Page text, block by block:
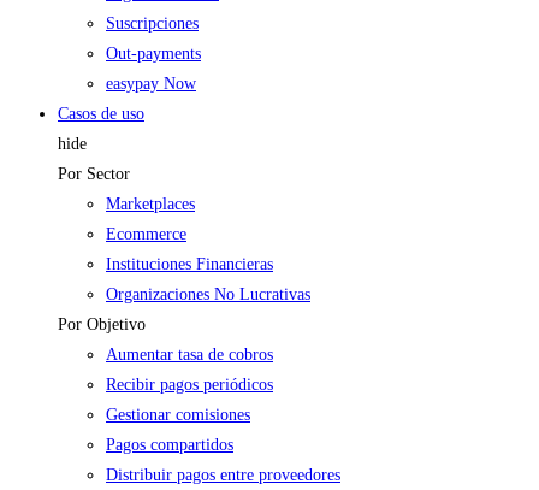
Suscripciones
Out-payments
easypay Now
Casos de uso
hide
Por Sector
Marketplaces
Ecommerce
Instituciones Financieras
Organizaciones No Lucrativas
Por Objetivo
Aumentar tasa de cobros
Recibir pagos periódicos
Gestionar comisiones
Pagos compartidos
Distribuir pagos entre proveedores